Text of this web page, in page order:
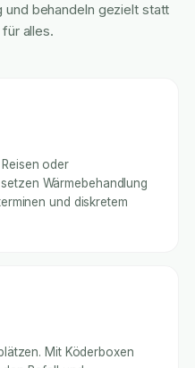
behandeln gezielt statt
alles.
oder
Wärmebehandlung
und diskretem
Mit Köderboxen